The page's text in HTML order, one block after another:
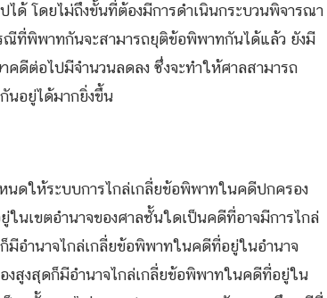
ด้ โดยไม่ถึงขั้นที่ต้องมีการดำเนินกระบวนพิจารณา
ที่พิพาทกันจะสามารถยุติข้อพิพาทกันได้แล้ว ยังมี
ดีต่อไปมีจำนวนลดลง ซึ่งจะทำให้ศาลสามารถ
นอยู่ได้มากยิ่งขึ้น
ดให้ระบบการไกล่เกลี่ยข้อพิพาทในคดีปกครอง
นเขตอำนาจของศาลชั้นใดเป็นคดีที่อาจมีการไกล่
อำนาจไกล่เกลี่ยข้อพิพาทในคดีที่อยู่ในอำนาจ
สูงสุดก็มีอำนาจไกล่เกลี่ยข้อพิพาทในคดีที่อยู่ใน